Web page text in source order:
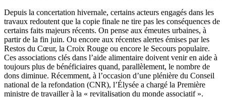
Depuis la concertation hivernale, certains acteurs engagés dans les
travaux redoutent que la copie finale ne tire pas les conséquences de
certains faits majeurs récents. On pense aux émeutes urbaines, à
partir de la fin juin. Ou encore aux récentes alertes émises par les
Restos du Cœur, la Croix Rouge ou encore le Secours populaire.
Ces associations clés dans l’aide alimentaire doivent venir en aide à
toujours plus de bénéficiaires quand, parallèlement, le nombre de
dons diminue. Récemment, à l’occasion d’une plénière du Conseil
national de la refondation (CNR), l’Élysée a chargé la Première
ministre de travailler à la « revitalisation du monde associatif ».